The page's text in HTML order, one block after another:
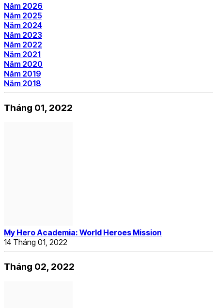
Năm 2026
Năm 2025
Năm 2024
Năm 2023
Năm 2022
Năm 2021
Năm 2020
Năm 2019
Năm 2018
Tháng 01, 2022
My Hero Academia: World Heroes Mission
14 Tháng 01, 2022
Tháng 02, 2022